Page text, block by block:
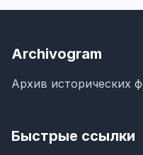
Archivogram
Архив исторических
Быстрые ссылки